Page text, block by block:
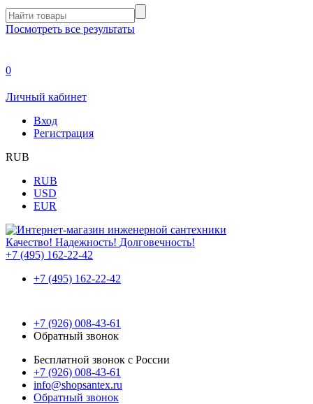
Посмотреть все результаты
0
Личный кабинет
Вход
Регистрация
RUB
RUB
USD
EUR
Качество! Надежность! Долговечность!
+7 (495) 162-22-42
+7 (495) 162-22-42
+7 (926) 008-43-61
Обратный звонок
Бесплатной звонок с России
+7 (926) 008-43-61
info@shopsantex.ru
Обратный звонок